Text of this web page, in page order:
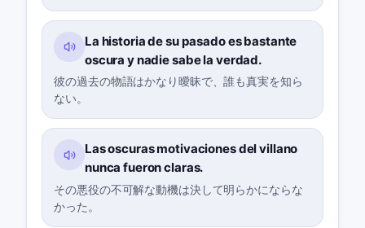
La historia de su pasado es bastante
oscura y nadie sabe la verdad.
彼の過去の物語はかなり曖昧で、誰も真実を知ら
ない。
Las oscuras motivaciones del villano
nunca fueron claras.
その悪役の不可解な動機は決して明らかにならな
かった。